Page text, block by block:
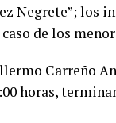
Negrete”; los
de los
Carreño
horas,